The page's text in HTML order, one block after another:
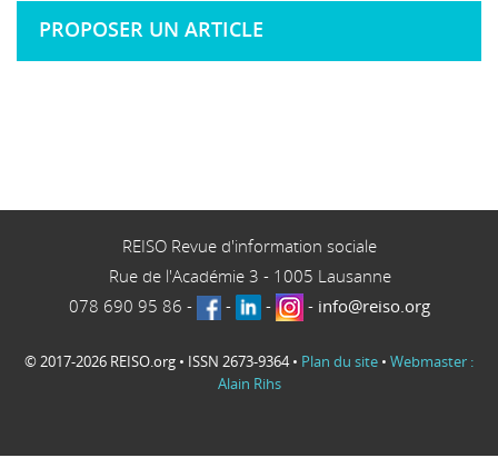
PROPOSER UN ARTICLE
REISO Revue d'information sociale
Rue de l'Académie 3 - 1005 Lausanne
078 690 95 86 - - - - info@reiso.org
© 2017-2026 REISO.org • ISSN 2673-9364 • Plan du site • Webmaster :
Alain Rihs